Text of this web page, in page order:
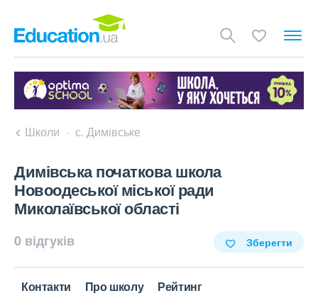
Школи с. Димівське
Димівська початкова школа
Новоодеської міської ради
Миколаївської області
0 відгуків Зберегти
Контакти Про школу Рейтинг